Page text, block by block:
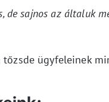
de sajnos az általuk
ügyfeleinek